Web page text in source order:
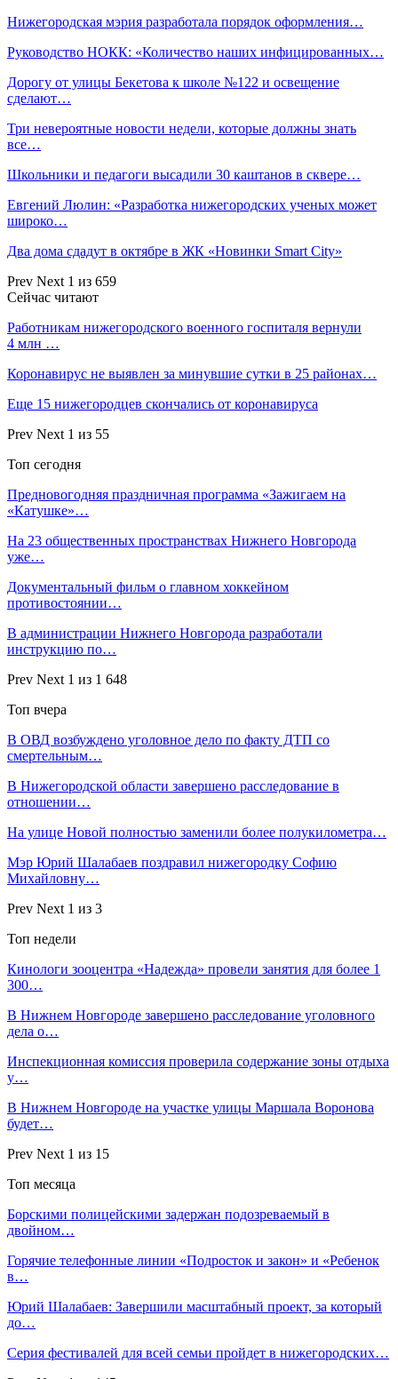
Нижегородская мэрия разработала порядок оформления…
Руководство НОКК: «Количество наших инфицированных…
Дорогу от улицы Бекетова к школе №122 и освещение
сделают…
Три невероятные новости недели, которые должны знать
все…
Школьники и педагоги высадили 30 каштанов в сквере…
Евгений Люлин: «Разработка нижегородских ученых может
широко…
Два дома сдадут в октябре в ЖК «Новинки Smart City»
Prev Next 1 из 659
Сейчас читают
Работникам нижегородского военного госпиталя вернули
4 млн …
Коронавирус не выявлен за минувшие сутки в 25 районах…
Еще 15 нижегородцев скончались от коронавируса
Prev Next 1 из 55
Топ сегодня
Предновогодняя праздничная программа «Зажигаем на
«Катушке»…
На 23 общественных пространствах Нижнего Новгорода
уже…
Документальный фильм о главном хоккейном
противостоянии…
В администрации Нижнего Новгорода разработали
инструкцию по…
Prev Next 1 из 1 648
Топ вчера
В ОВД возбуждено уголовное дело по факту ДТП со
смертельным…
В Нижегородской области завершено расследование в
отношении…
На улице Новой полностью заменили более полукилометра…
Мэр Юрий Шалабаев поздравил нижегородку Софию
Михайловну…
Prev Next 1 из 3
Топ недели
Кинологи зооцентра «Надежда» провели занятия для более 1
300…
В Нижнем Новгороде завершено расследование уголовного
дела о…
Инспекционная комиссия проверила содержание зоны отдыха
у…
В Нижнем Новгороде на участке улицы Маршала Воронова
будет…
Prev Next 1 из 15
Топ месяца
Борскими полицейскими задержан подозреваемый в
двойном…
Горячие телефонные линии «Подросток и закон» и «Ребенок
в…
Юрий Шалабаев: Завершили масштабный проект, за который
до…
Серия фестивалей для всей семьи пройдет в нижегородских…